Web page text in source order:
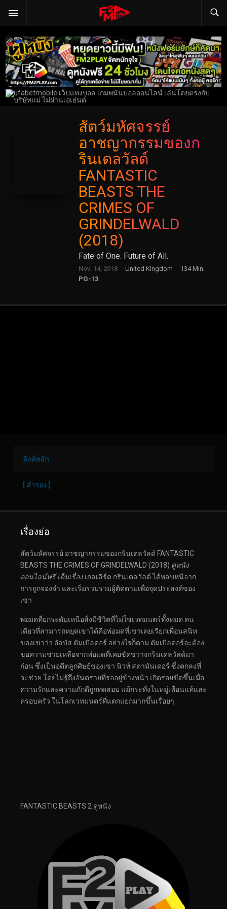
สัตว์มหัศจรรย์
อาชญากรรมของก
รินเดลวัลด์
FANTASTIC
BEASTS THE
CRIMES OF
GRINDELWALD
(2018)
Fate of One. Future of All.
Nov. 14, 2018 United Kingdom
134 Min.
PG-13
ลิงค์หลัก
[ สำรอง ]
เรื่องย่อ
สัตว์มหัศจรรย์ อาชญากรรมของกรินเดลวัลด์ FANTASTIC
BEASTS THE CRIMES OF GRINDELWALD (2018) ดูหนัง
ออนไลน์ฟรี เต็มเรื่องเกลเลิร์ต กรินเดลวัลด์ ได้หลบหนีจาก
การถูกจองจำ และเริ่มรวบรวมผู้ติดตามเพื่อจุดประสงค์ของ
เขา
พ่อมดที่ยกระดับเหนือสิ่งมีชีวิตที่ไม่ใช่เวทมนตร์ทั้งหมด คน
เดียวที่สามารถหยุดเขาได้คือพ่อมดที่เขาเคยเรียกเพื่อนสนิท
ของเขาว่า อัลบัส ดัมเบิลดอร์ อย่างไรก็ตาม ดัมเบิลดอร์จะต้อง
ขอความช่วยเหลือจากพ่อมดที่เคยขัดขวางกรินเดลวัลด์มา
ก่อน ซึ่งเป็นอดีตลูกศิษย์ของเขา นิวท์ สคามันเดอร์ ซึ่งตกลงที่
จะช่วย โดยไม่รู้ถึงอันตรายที่รออยู่ข้างหน้า เกิดรอยขีดขึ้นเมื่อ
ความรักและความภักดีถูกทดสอบ แม้กระทั่งในหมู่เพื่อนแท้และ
ครอบครัว ในโลกเวทมนตร์ที่แตกแยกมากขึ้นเรื่อยๆ
FANTASTIC BEASTS 2 ดูหนัง